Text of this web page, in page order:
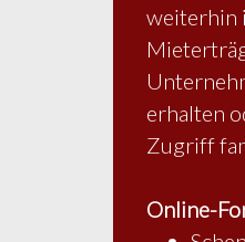
weiterhin
erhalten
Zugriff
Online-